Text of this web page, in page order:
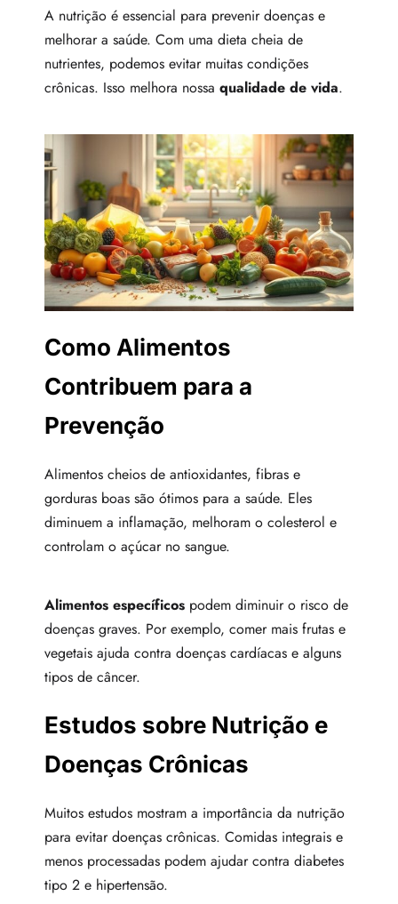
A nutrição é essencial para prevenir doenças e
melhorar a saúde. Com uma dieta cheia de
nutrientes, podemos evitar muitas condições
crônicas. Isso melhora nossa qualidade de vida.
Como Alimentos
Contribuem para a
Prevenção
Alimentos cheios de antioxidantes, fibras e
gorduras boas são ótimos para a saúde. Eles
diminuem a inflamação, melhoram o colesterol e
controlam o açúcar no sangue.
Alimentos específicos podem diminuir o risco de
doenças graves. Por exemplo, comer mais frutas e
vegetais ajuda contra doenças cardíacas e alguns
tipos de câncer.
Estudos sobre Nutrição e
Doenças Crônicas
Muitos estudos mostram a importância da nutrição
para evitar doenças crônicas. Comidas integrais e
menos processadas podem ajudar contra diabetes
tipo 2 e hipertensão.